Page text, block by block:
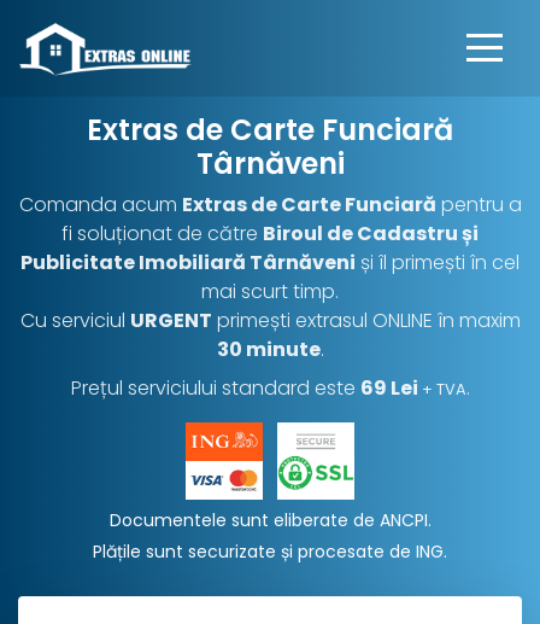
Extras de Carte Funciară
Târnăveni
Comanda acum Extras de Carte Funciară pentru a
fi soluționat de către Biroul de Cadastru și
Publicitate Imobiliară Târnăveni și îl primești în cel
mai scurt timp.
Cu serviciul URGENT primești extrasul ONLINE în maxim
30 minute.
Prețul serviciului standard este 69 Lei + TVA.
Documentele sunt eliberate de ANCPI.
Plățile sunt securizate și procesate de ING.